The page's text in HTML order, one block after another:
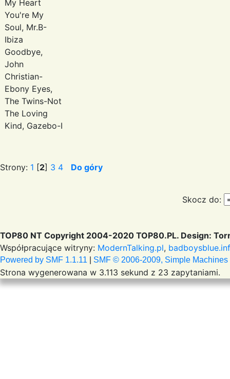
My Heart
You're My
Soul, Mr.B-
Ibiza
Goodbye,
John
Christian-
Ebony Eyes,
The Twins-Not
The Loving
Kind, Gazebo-I
Strony: 1 [2] 3 4 Do góry
Skocz do:
TOP80 NT Copyright 2004-2020 TOP80.PL. Design:
Współpracujące witryny: ModernTalking.pl,
Powered by SMF 1.1.11 SMF © 2006-2009, Simple Machines
Strona wygenerowana w 3.113 sekund z 23 zapytaniami.